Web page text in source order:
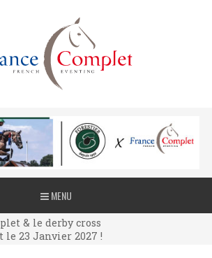
MENU
& le derby cross
23 Janvier 2027 !
& le derby cross
23 Janvier 2027 !